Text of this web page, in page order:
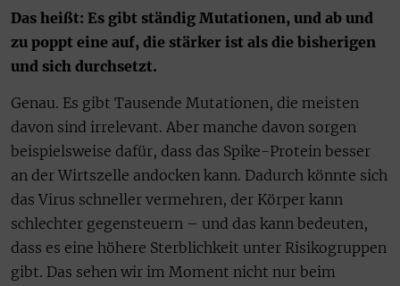
Das heißt: Es gibt ständig Mutationen, und ab und
zu poppt eine auf, die stärker ist als die bisherigen
und sich durchsetzt.
Genau. Es gibt Tausende Mutationen, die meisten
davon sind irrelevant. Aber manche davon sorgen
beispielsweise dafür, dass das Spike-Protein besser
an der Wirtszelle andocken kann. Dadurch könnte sich
das Virus schneller vermehren, der Körper kann
schlechter gegensteuern – und das kann bedeuten,
dass es eine höhere Sterblichkeit unter Risikogruppen
gibt. Das sehen wir im Moment nicht nur beim